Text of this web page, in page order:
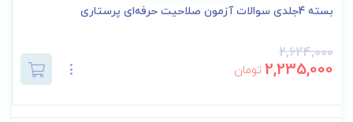
بسته 4جلدی سوالات آزمون صلاحیت حرفه‌ای پرستاری
2,624,000
2,235,000 تومان